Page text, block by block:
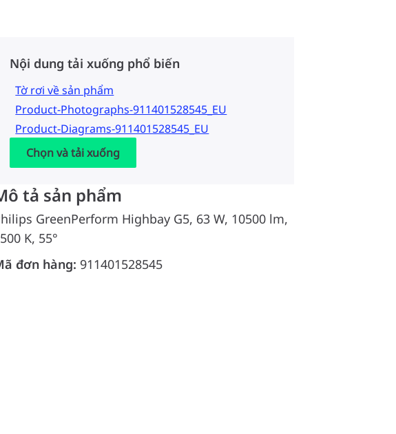
Nội dung tải xuống phổ biến
Tờ rơi về sản phẩm
Product-Photographs-911401528545_EU
Product-Diagrams-911401528545_EU
Chọn và tải xuống
tả sản phẩm
GreenPerform Highbay G5, 63 W, 10500 lm,
K, 55°
đơn hàng: 911401528545